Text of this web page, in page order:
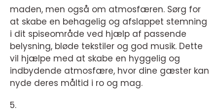
maden, men også om atmosfæren. Sørg for
at skabe en behagelig og afslappet stemning
i dit spiseområde ved hjælp af passende
belysning, bløde tekstiler og god musik. Dette
vil hjælpe med at skabe en hyggelig og
indbydende atmosfære, hvor dine gæster kan
nyde deres måltid i ro og mag.
5.